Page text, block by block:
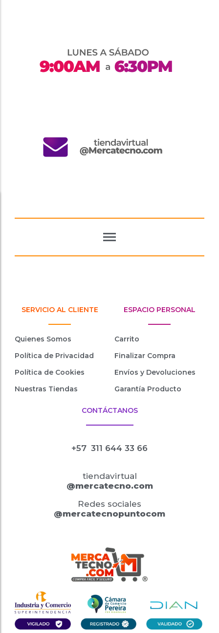
SERVICIO AL CLIENTE
Quienes Somos
Política de Privacidad
Política de Cookies
Nuestras Tiendas
ESPACIO PERSONAL
Carrito
Finalizar Compra
Envíos y Devoluciones
Garantía Producto
CONTÁCTANOS
+57 311 644 33 66
tiendavirtual
@mercatecno.com
Redes sociales
@mercatecnopuntocom